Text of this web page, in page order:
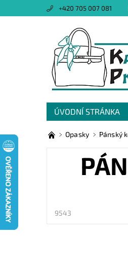
+420 705 007 081
ÚVODNÍ STRÁNKA
OBCHODNÍ
Opasky Pánský
9543